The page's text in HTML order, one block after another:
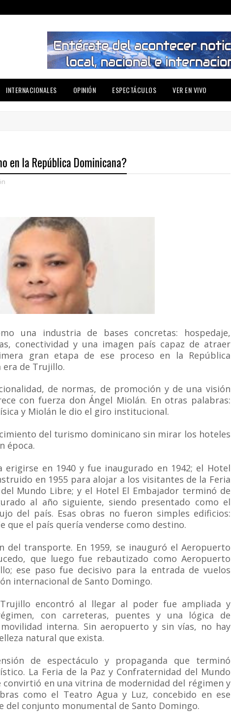
INTERNACIONALES OPINIÓN ESPECTÁCULOS VER EN VIVO
en la República Dominicana?
una industria de bases concretas: hospedaje,
conectividad y una imagen país capaz de atraer
gran etapa de ese proceso en la República
era de Trujillo.
de normas, de promoción y de una visión
con fuerza don Ángel Miolán. En otras palabras:
y Miolán le dio el giro institucional.
del turismo dominicano sin mirar los hoteles
época.
erigirse en 1940 y fue inaugurado en 1942; el Hotel
en 1955 para alojar a los visitantes de la Feria
Mundo Libre; y el Hotel El Embajador terminó de
al año siguiente, siendo presentado como el
del país. Esas obras no fueron simples edificios:
que el país quería venderse como destino.
del transporte. En 1959, se inauguró el Aeropuerto
que luego fue rebautizado como Aeropuerto
ese paso fue decisivo para la entrada de vuelos
internacional de Santo Domingo.
encontró al llegar al poder fue ampliada y
con carreteras, puentes y una lógica de
interna. Sin aeropuerto y sin vías, no hay
natural que exista.
de espectáculo y propaganda que terminó
La Feria de la Paz y Confraternidad del Mundo
convirtió en una vitrina de modernidad del régimen y
como el Teatro Agua y Luz, concebido en ese
del conjunto monumental de Santo Domingo.